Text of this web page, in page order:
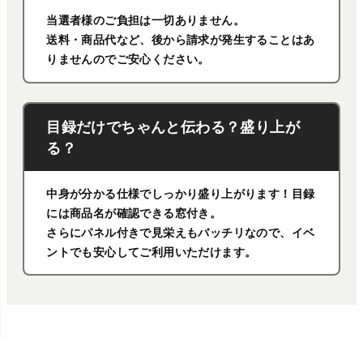
当選者様のご負担は一切ありません。
送料・商品代など、後から請求が発生することはあ
りませんのでご安心ください。
目録だけでちゃんと伝わる？盛り上が
る？
中身が分かる仕様でしっかり盛り上がります！目録
には商品名が確認できる窓付き。
さらにパネル付きで見栄えもバッチリなので、イベ
ントでも安心してご利用いただけます。